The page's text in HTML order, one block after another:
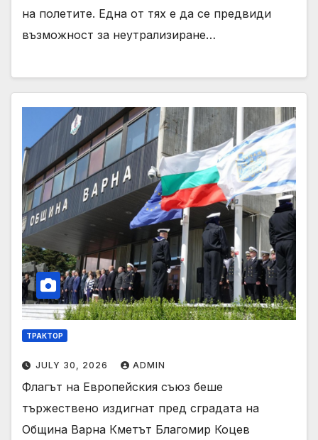
на полетите. Една от тях е да се предвиди
възможност за неутрализиране…
ТРАКТОР
JULY 30, 2026 ADMIN
Флагът на Европейския съюз беше
тържествено издигнат пред сградата на
Община Варна Кметът Благомир Коцев